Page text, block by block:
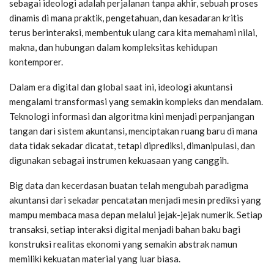
sebagai ideologi adalah perjalanan tanpa akhir, sebuah proses
dinamis di mana praktik, pengetahuan, dan kesadaran kritis
terus berinteraksi, membentuk ulang cara kita memahami nilai,
makna, dan hubungan dalam kompleksitas kehidupan
kontemporer.
Dalam era digital dan global saat ini, ideologi akuntansi
mengalami transformasi yang semakin kompleks dan mendalam.
Teknologi informasi dan algoritma kini menjadi perpanjangan
tangan dari sistem akuntansi, menciptakan ruang baru di mana
data tidak sekadar dicatat, tetapi diprediksi, dimanipulasi, dan
digunakan sebagai instrumen kekuasaan yang canggih.
Big data dan kecerdasan buatan telah mengubah paradigma
akuntansi dari sekadar pencatatan menjadi mesin prediksi yang
mampu membaca masa depan melalui jejak-jejak numerik. Setiap
transaksi, setiap interaksi digital menjadi bahan baku bagi
konstruksi realitas ekonomi yang semakin abstrak namun
memiliki kekuatan material yang luar biasa.